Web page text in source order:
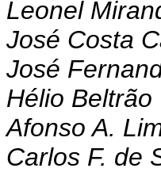
Leonel
José Costa
José
Hélio Beltrão
Afonso A.
Carlos F. de